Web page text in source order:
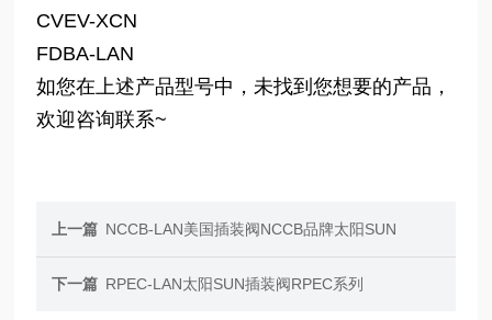
CVEV-XCN
FDBA-LAN
如您在上述产品型号中，未找到您想要的产品，
欢迎咨询联系~
上一篇 NCCB-LAN美国插装阀NCCB品牌太阳SUN
下一篇 RPEC-LAN太阳SUN插装阀RPEC系列